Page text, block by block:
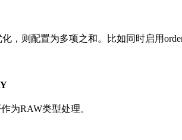
，则配置为多项之和。比如同时启用
为RAW类型处理。